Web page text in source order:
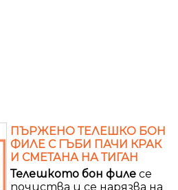
ПЪРЖЕНО ТЕЛЕШКО БОН
ФИЛЕ С ГЪБИ ПАЧИ КРАК
И СМЕТАНА НА ТИГАН
Телешкото бон филе се
почиства и се нарязва на